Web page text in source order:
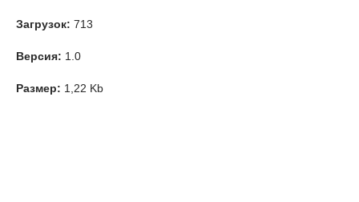
Загрузок: 713
Версия: 1.0
Размер: 1,22 Kb